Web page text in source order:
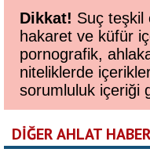
Dikkat! Suç teşkil
hakaret ve küfür
pornografik,
niteliklerde
sorumluluk içeriği
DİĞER AHLAT